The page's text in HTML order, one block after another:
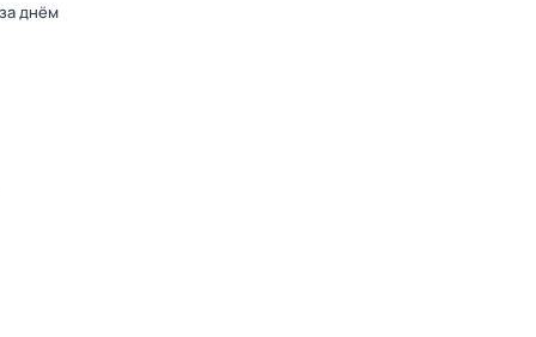
днём